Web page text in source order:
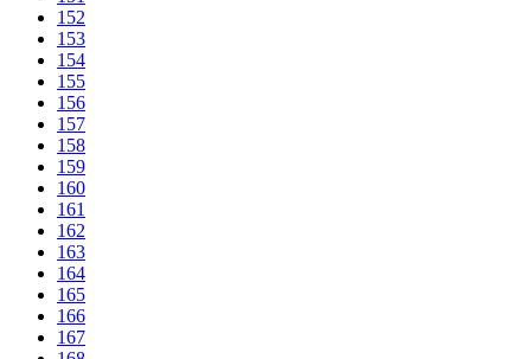
152
153
154
155
156
157
158
159
160
161
162
163
164
165
166
167